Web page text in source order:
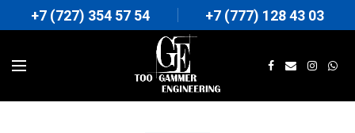
+7 (727) 354 57 54 +7 (777) 128 43 03